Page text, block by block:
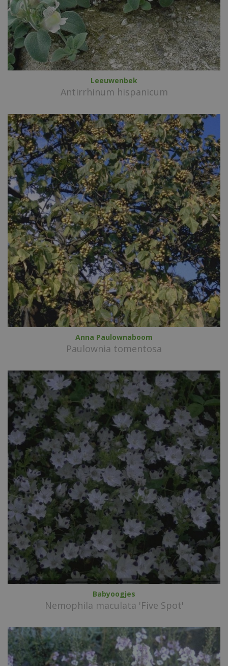
Leeuwenbek
Antirrhinum hispanicum
Anna Paulownaboom
Paulownia tomentosa
Babyoogjes
Nemophila maculata 'Five Spot'